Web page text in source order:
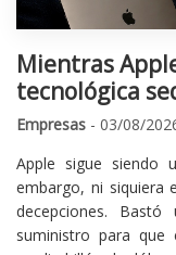
Mientras
tecnológica
Empresas - 03/08/
Apple sigue siendo
embargo, ni siquiera
decepciones.
suministro para que